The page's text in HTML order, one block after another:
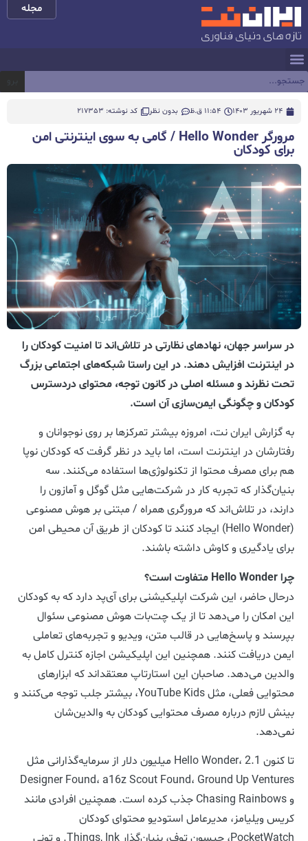
مجله
24 شهریور 1403 11:54 ق.ظ بدون نظر کد نوشته: 217353
مرورگر Hello Wonder / گامی به سوی اینترنتی امن
برای کودکان
در سراسر جهان، نهادهای نظارتی در تلاش‌اند تا امنیت کودکان را
در اینترنت افزایش دهند. در این راستا شبکه‌های اجتماعی بزرگ
تحت نظرند و مسئله اصلی در کانون توجه، محتوای دردسترس
کودکان و چگونگی ایمن‌سازی آن است.
به گزارش ایران نت، امروزه بیشتر تمرکزها بر روی نوجوانان و
رفتارشان در اینترنت است، اما باید در نظر گرفت که کودکان نوپا
هم برای مصرف محتوا از تکنولوژی‌ها استفاده می‌کنند. سه
بنیان‌گذار که تجربه کار در شرکت‌هایی مثل گوگل و آمازون را
دارند، در تلاش‌اند که مرورگری همراه / مبتنی بر هوش مصنوعی
(Hello Wonder) ایجاد کنند تا کودکان از طریق آن محیطی امن
برای یادگیری و کاوش داشته باشند.
چرا Hello Wonder متفاوت است؟
درحال حاضر، این شرکت اپلیکیشنی برای آی‌پد دارد که به کودکان
این امکان را می‌دهد تا از یک چت‌بات هوش مصنوعی سئوال
بپرسند و پاسخ‌هایی در قالب متن، ویدیو و تجربه‌های تعاملی
ایمن دریافت کنند. همچنین این اپلیکیشن اجازه کنترل کامل به
والدین می‌دهد. صاحبان این استارتاپ معتقداند که ابزارهای
محتوایی فعلی، مثل YouTube Kids، بیشتر جلب توجه می‌کنند و
بینش لازم درباره مصرف محتوایی کودکان به والدین‌شان
نمی‌دهد.
تا کنون Hello Wonder، 2.1 میلیون دلار از سرمایه‌گذارانی مثل
Designer Found، a16z Scout Found، Ground Up Ventures
و Chasing Rainbows جذب کرده است. همچنین افرادی مانند
کریس ویلیامز، مدیرعامل استودیو محتوای کودکان